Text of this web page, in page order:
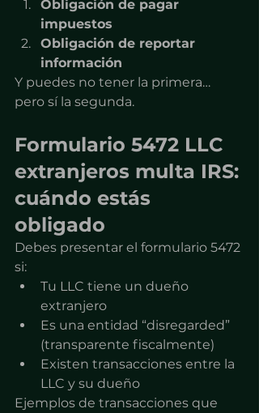
Obligación de pagar
impuestos
Obligación de reportar
información
Y puedes no tener la primera…
pero sí la segunda.
Formulario 5472 LLC
extranjeros multa IRS:
cuándo estás
obligado
Debes presentar el formulario 5472
si:
Tu LLC tiene un dueño
extranjero
Es una entidad “disregarded”
(transparente fiscalmente)
Existen transacciones entre la
LLC y su dueño
Ejemplos de transacciones que